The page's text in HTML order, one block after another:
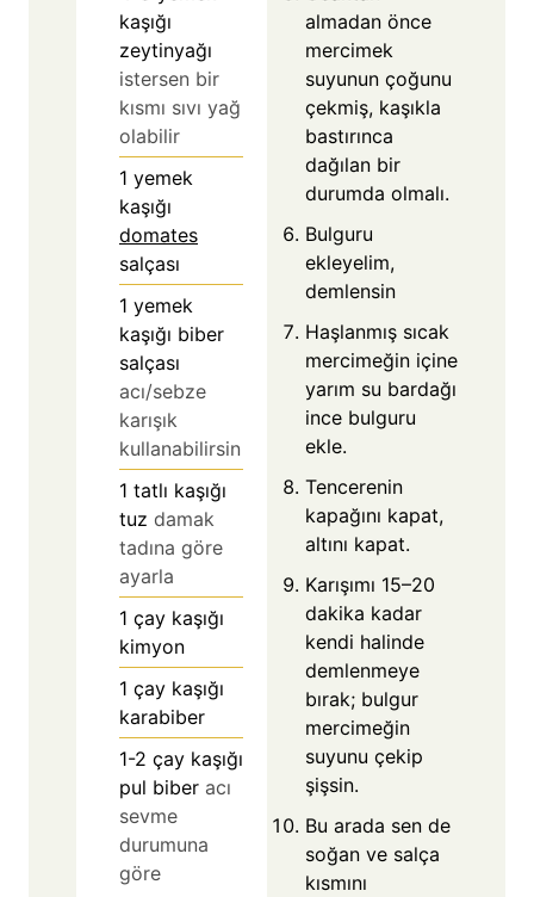
kaşığı
zeytinyağı
istersen bir
kısmı sıvı yağ
olabilir
1 yemek
kaşığı
domates
salçası
1 yemek
kaşığı biber
salçası
acı/sebze
karışık
kullanabilirsin
1 tatlı kaşığı
tuz damak
tadına göre
ayarla
1 çay kaşığı
kimyon
1 çay kaşığı
karabiber
1-2 çay kaşığı
pul biber acı
sevme
durumuna
göre
almadan önce
mercimek
suyunun çoğunu
çekmiş, kaşıkla
bastırınca
dağılan bir
durumda olmalı.
Bulguru
ekleyelim,
demlensin
Haşlanmış sıcak
mercimeğin içine
yarım su bardağı
ince bulguru
ekle.
Tencerenin
kapağını kapat,
altını kapat.
Karışımı 15–20
dakika kadar
kendi halinde
demlenmeye
bırak; bulgur
mercimeğin
suyunu çekip
şişsin.
Bu arada sen de
soğan ve salça
kısmını